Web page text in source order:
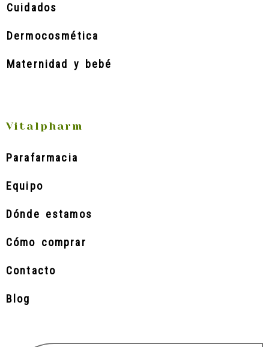
Cuidados
Dermocosmética
Maternidad y bebé
Vitalpharm
Parafarmacia
Equipo
Dónde estamos
Cómo comprar
Contacto
Blog